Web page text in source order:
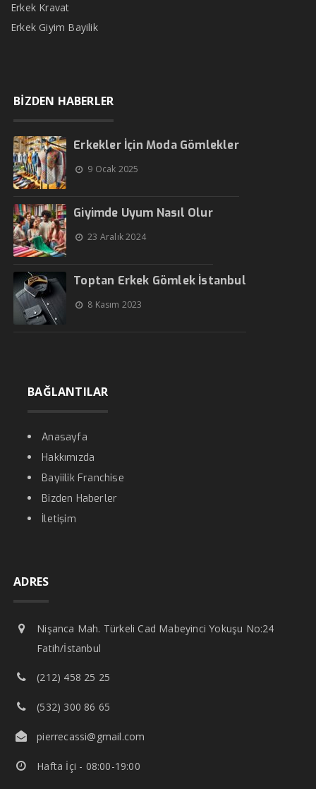
Erkek Kravat
Erkek Giyim Bayilik
BİZDEN HABERLER
Erkekler İçin Moda Gömlekler
9 Ocak 2025
Giyimde Uyum Nasıl Olur
23 Aralık 2024
Toptan Erkek Gömlek İstanbul
8 Kasım 2023
BAĞLANTILAR
Anasayfa
Hakkımızda
Bayiilik Franchise
Bizden Haberler
İletişim
ADRES
Nişanca Mah. Türkeli Cad Mabeyinci Yokuşu No:24
Fatih/İstanbul
(212) 458 25 25
(532) 300 86 65
pierrecassi@gmail.com
Hafta İçi - 08:00-19:00